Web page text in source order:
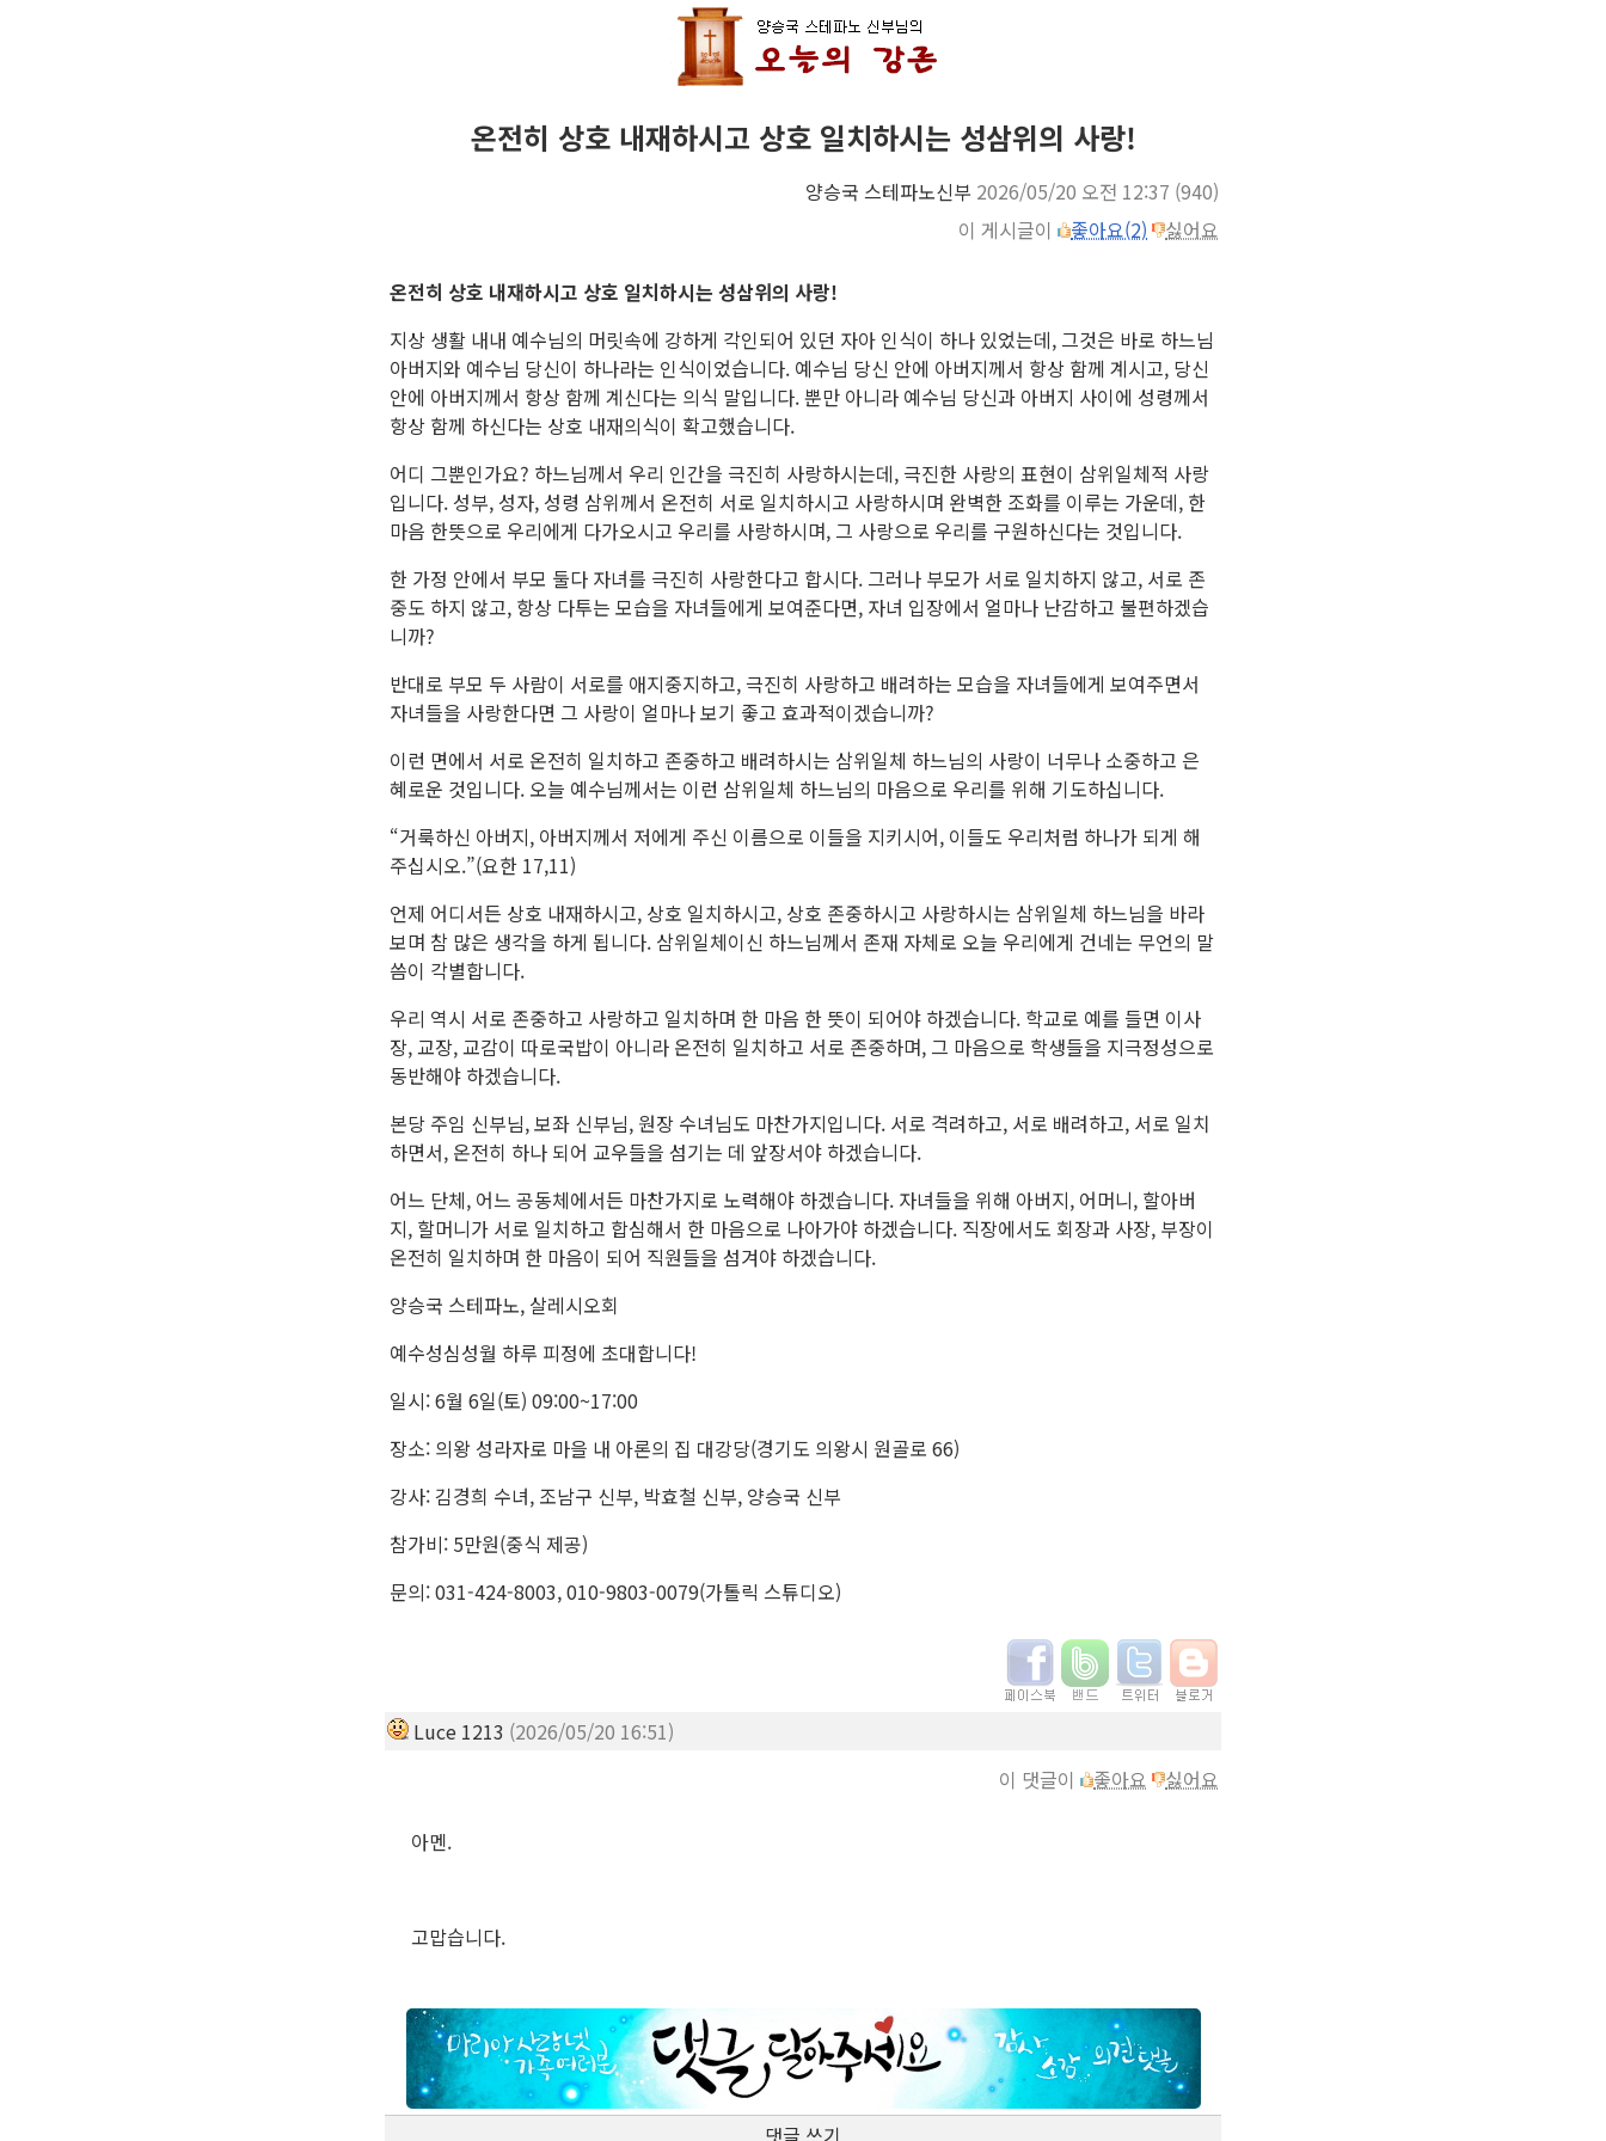
온전히 상호 내재하시고 상호 일치하시는 성삼위의 사랑!
양승국 스테파노신부 2026/05/20 오전 12:37 (940)
이 게시글이
좋아요(2) 싫어요
온전히 상호 내재하시고 상호 일치하시는 성삼위의 사랑!
지상 생활 내내 예수님의 머릿속에 강하게 각인되어 있던 자아 인식이 하나 있었는데, 그것은 바로 하느님
아버지와 예수님 당신이 하나라는 인식이었습니다. 예수님 당신 안에 아버지께서 항상 함께 계시고, 당신
안에 아버지께서 항상 함께 계신다는 의식 말입니다. 뿐만 아니라 예수님 당신과 아버지 사이에 성령께서
항상 함께 하신다는 상호 내재의식이 확고했습니다.
어디 그뿐인가요? 하느님께서 우리 인간을 극진히 사랑하시는데, 극진한 사랑의 표현이 삼위일체적 사랑
입니다. 성부, 성자, 성령 삼위께서 온전히 서로 일치하시고 사랑하시며 완벽한 조화를 이루는 가운데, 한
마음 한뜻으로 우리에게 다가오시고 우리를 사랑하시며, 그 사랑으로 우리를 구원하신다는 것입니다.
한 가정 안에서 부모 둘다 자녀를 극진히 사랑한다고 합시다. 그러나 부모가 서로 일치하지 않고, 서로 존
중도 하지 않고, 항상 다투는 모습을 자녀들에게 보여준다면, 자녀 입장에서 얼마나 난감하고 불편하겠습
니까?
반대로 부모 두 사람이 서로를 애지중지하고, 극진히 사랑하고 배려하는 모습을 자녀들에게 보여주면서
자녀들을 사랑한다면 그 사랑이 얼마나 보기 좋고 효과적이겠습니까?
이런 면에서 서로 온전히 일치하고 존중하고 배려하시는 삼위일체 하느님의 사랑이 너무나 소중하고 은
혜로운 것입니다. 오늘 예수님께서는 이런 삼위일체 하느님의 마음으로 우리를 위해 기도하십니다.
“거룩하신 아버지, 아버지께서 저에게 주신 이름으로 이들을 지키시어, 이들도 우리처럼 하나가 되게 해
주십시오.”(요한 17,11)
언제 어디서든 상호 내재하시고, 상호 일치하시고, 상호 존중하시고 사랑하시는 삼위일체 하느님을 바라
보며 참 많은 생각을 하게 됩니다. 삼위일체이신 하느님께서 존재 자체로 오늘 우리에게 건네는 무언의 말
씀이 각별합니다.
우리 역시 서로 존중하고 사랑하고 일치하며 한 마음 한 뜻이 되어야 하겠습니다. 학교로 예를 들면 이사
장, 교장, 교감이 따로국밥이 아니라 온전히 일치하고 서로 존중하며, 그 마음으로 학생들을 지극정성으로
동반해야 하겠습니다.
본당 주임 신부님, 보좌 신부님, 원장 수녀님도 마찬가지입니다. 서로 격려하고, 서로 배려하고, 서로 일치
하면서, 온전히 하나 되어 교우들을 섬기는 데 앞장서야 하겠습니다.
어느 단체, 어느 공동체에서든 마찬가지로 노력해야 하겠습니다. 자녀들을 위해 아버지, 어머니, 할아버
지, 할머니가 서로 일치하고 합심해서 한 마음으로 나아가야 하겠습니다. 직장에서도 회장과 사장, 부장이
온전히 일치하며 한 마음이 되어 직원들을 섬겨야 하겠습니다.
양승국 스테파노, 살레시오회
예수성심성월 하루 피정에 초대합니다!
일시: 6월 6일(토) 09:00~17:00
장소: 의왕 성라자로 마을 내 아론의 집 대강당(경기도 의왕시 원골로 66)
강사: 김경희 수녀, 조남구 신부, 박효철 신부, 양승국 신부
참가비: 5만원(중식 제공)
문의: 031-424-8003, 010-9803-0079(가톨릭 스튜디오)
Luce 1213 (2026/05/20 16:51)
이 댓글이
좋아요 싫어요
아멘.
고맙습니다.
댓글 쓰기